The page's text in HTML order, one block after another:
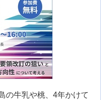
の牛乳や桃、 4年かけて